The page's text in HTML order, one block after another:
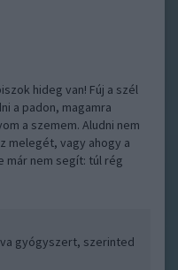
hideg van! Fúj a szél
a padon, magamra
a szemem. Aludni nem
melegét, vagy ahogy a
nem segít: túl rég
gyógyszert, szerinted